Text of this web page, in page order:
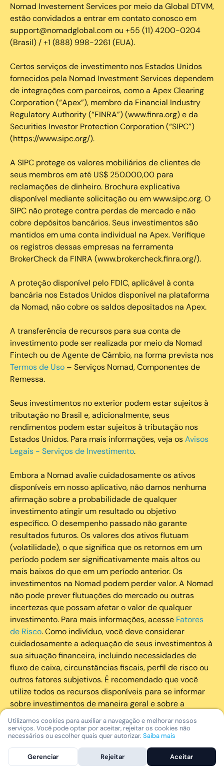
Nomad Investement Services por meio da Global DTVM,
estão convidados a entrar em contato conosco em
support@nomadglobal.com ou +55 (11) 4200-0204
(Brasil) / +1 (888) 998-2261 (EUA).
Certos serviços de investimento nos Estados Unidos
fornecidos pela Nomad Investment Services dependem
de integrações com parceiros, como a Apex Clearing
Corporation (“Apex”), membro da Financial Industry
Regulatory Authority (“FINRA”) (www.finra.org) e da
Securities Investor Protection Corporation (“SIPC”)
(https://www.sipc.org/).
A SIPC protege os valores mobiliários de clientes de
seus membros em até US$ 250.000,00 para
reclamações de dinheiro. Brochura explicativa
disponível mediante solicitação ou em www.sipc.org. O
SIPC não protege contra perdas de mercado e não
cobre depósitos bancários. Seus investimentos são
mantidos em uma conta individual na Apex. Verifique
os registros dessas empresas na ferramenta
BrokerCheck da FINRA (www.brokercheck.finra.org/).
A proteção disponível pelo FDIC, aplicável à conta
bancária nos Estados Unidos disponível na plataforma
da Nomad, não cobre os saldos depositados na Apex.
A transferência de recursos para sua conta de
investimento pode ser realizada por meio da Nomad
Fintech ou de Agente de Câmbio, na forma prevista nos
Termos de Uso – Serviços Nomad, Componentes de
Remessa.
Seus investimentos no exterior podem estar sujeitos à
tributação no Brasil e, adicionalmente, seus
rendimentos podem estar sujeitos à tributação nos
Estados Unidos. Para mais informações, veja osAvisos
Legais - Serviços de Investimento.
Embora a Nomad avalie cuidadosamente os ativos
disponíveis em nosso aplicativo, não damos nenhuma
afirmação sobre a probabilidade de qualquer
investimento atingir um resultado ou objetivo
específico. O desempenho passado não garante
resultados futuros. Os valores dos ativos flutuam
(volatilidade), o que significa que os retornos em um
período podem ser significativamente mais altos ou
mais baixos do que em um período anterior. Os
investimentos na Nomad podem perder valor. A Nomad
não pode prever flutuações do mercado ou outras
incertezas que possam afetar o valor de qualquer
investimento. Para mais informações, acesse Fatores
de Risco. Como indivíduo, você deve considerar
cuidadosamente a adequação de seus investimentos à
sua situação financeira, incluindo necessidades de
fluxo de caixa, circunstâncias fiscais, perfil de risco ou
outros fatores subjetivos. É recomendado que você
utilize todos os recursos disponíveis para se informar
sobre investimentos de maneira geral e sobre a
composição geral de seu portfólio. Questões fiscais ou
legais relativas aos investimentos realizados através da
Nomad devem ser obtidas pelos próprios clientes. A
Nomad e suas afiliadas não fornecem nenhum tipo de
aconselhamento legal ou fiscal.
Utilizamos cookies para auxiliar a navegação e melhorar nossos
serviços. Você pode optar por aceitar, rejeitar os cookies não
necessários ou escolher quais quer autorizar. Saiba mais
Gerenciar Rejeitar Aceitar